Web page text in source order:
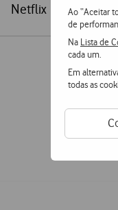
Ao “Aceitar
de
Na Lista de
cada um.
Em
todas as
Netflix